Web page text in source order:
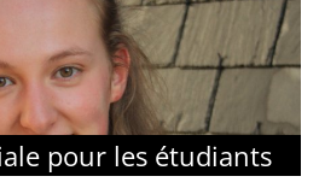
pour les étudiants